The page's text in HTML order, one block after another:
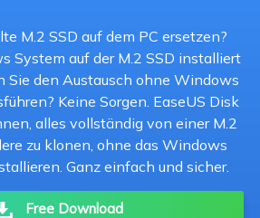
M.2 SSD auf dem PC ersetzen?
System auf der M.2 SSD installiert
Sie den Austausch ohne Windows
Keine Sorgen. EaseUS Disk
alles vollständig von einer M.2
zu klonen, ohne das Windows
Ganz einfach und sicher.
Free Download